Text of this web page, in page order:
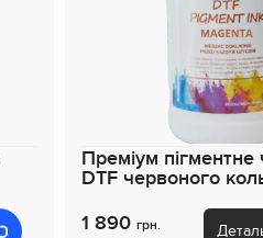
Преміум пігментне
DTF червоного
1 890 грн.